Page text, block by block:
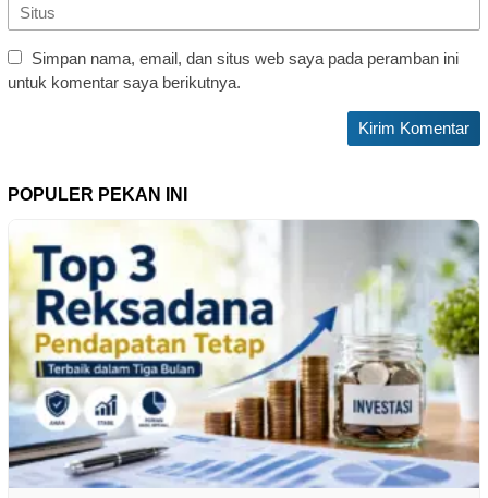
Simpan nama, email, dan situs web saya pada peramban ini
untuk komentar saya berikutnya.
POPULER PEKAN INI